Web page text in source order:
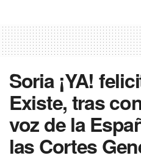
Soria ¡YA!
Existe, tras
voz de la
las Cortes